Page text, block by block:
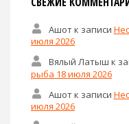
Ашотк записи
июля 2026
Вялый Латыш к
рыба 18 июля 2026
Ашотк записи
июля 2026